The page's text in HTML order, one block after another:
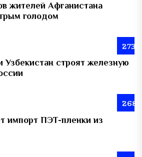
жителей Афганистана
голодом
273
Узбекистан строят железную
268
импорт ПЭТ-пленки из